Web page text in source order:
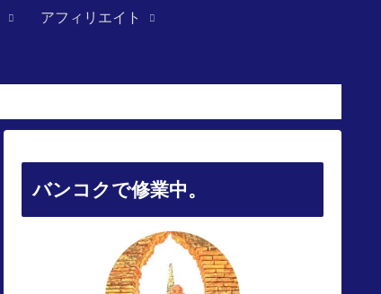
アフィリエイト
バンコクで修業中。